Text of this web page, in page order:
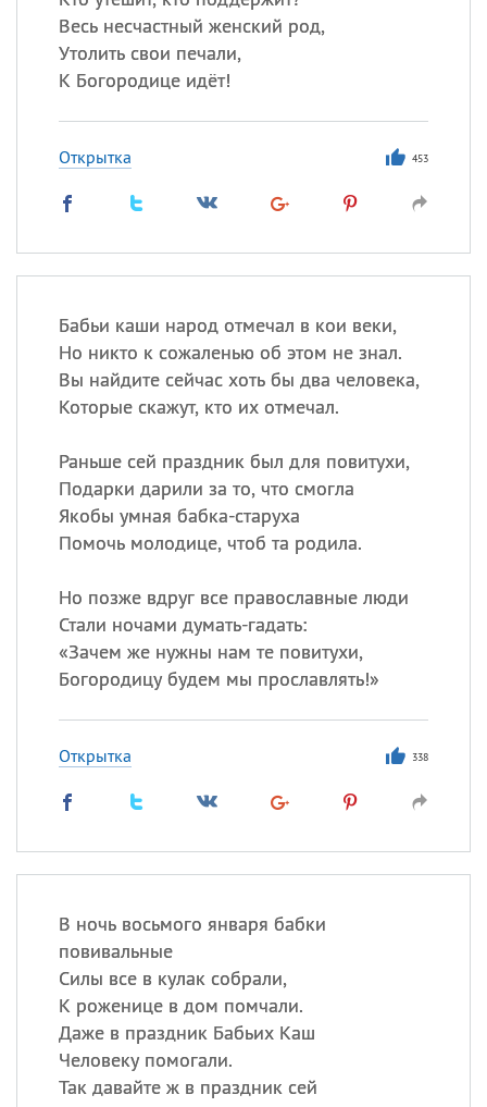
Весь несчастный женский род,
Утолить свои печали,
К Богородице идёт!
Открытка 453
Бабьи каши народ отмечал в кои веки,
Но никто к сожаленью об этом не знал.
Вы найдите сейчас хоть бы два человека,
Которые скажут, кто их отмечал.
Раньше сей праздник был для повитухи,
Подарки дарили за то, что смогла
Якобы умная бабка-старуха
Помочь молодице, чтоб та родила.
Но позже вдруг все православные люди
Стали ночами думать-гадать:
«Зачем же нужны нам те повитухи,
Богородицу будем мы прославлять!»
Открытка 338
В ночь восьмого января бабки
повивальные
Силы все в кулак собрали,
К роженице в дом помчали.
Даже в праздник Бабьих Каш
Человеку помогали.
Так давайте ж в праздник сей